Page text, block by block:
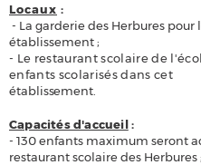
Locaux :
- La garderie des Herbures pour
établissement ;
- Le restaurant scolaire de
enfants scolarisés dans cet
établissement.
Capacités d'accueil:
- 130 enfants maximum seront
restaurant scolaire des Herbures ;